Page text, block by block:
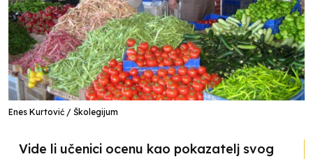
Enes Kurtović / Školegijum
Vide li učenici ocenu kao pokazatelj svog